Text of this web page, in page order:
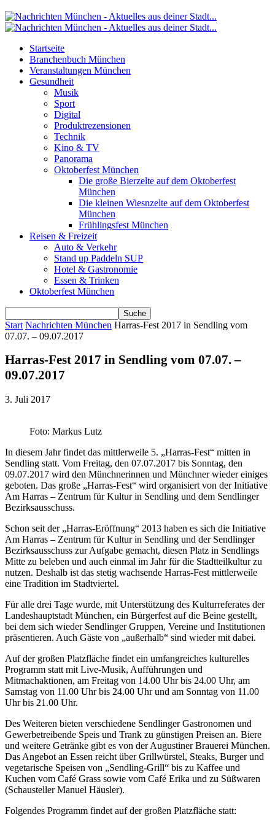
Startseite
Branchenbuch München
Veranstaltungen München
Gesundheit
Musik
Sport
Digital
Produktrezensionen
Technik
Kino & TV
Panorama
Oktoberfest München
Die große Bierzelte auf dem Oktoberfest
München
Die kleinen Wiesnzelte auf dem Oktoberfest
München
Frühlingsfest München
Reisen & Freizeit
Auto & Verkehr
Stand up Paddeln SUP
Hotel & Gastronomie
Essen & Trinken
Oktoberfest München
Start Nachrichten München Harras-Fest 2017 in Sendling vom
07.07. – 09.07.2017
Harras-Fest 2017 in Sendling vom 07.07. –
09.07.2017
3. Juli 2017
Foto: Markus Lutz
In diesem Jahr findet das mittlerweile 5. „Harras-Fest“ mitten in
Sendling statt. Vom Freitag, den 07.07.2017 bis Sonntag, den
09.07.2017 wird den Münchnerinnen und Münchner wieder einiges
geboten. Das große „Harras-Fest“ wird organisiert von der Initiative
Am Harras – Zentrum für Kultur in Sendling und dem Sendlinger
Bezirksausschuss.
Schon seit der „Harras-Eröffnung“ 2013 haben es sich die Initiative
Am Harras – Zentrum für Kultur in Sendling und der Sendlinger
Bezirksausschuss zur Aufgabe gemacht, diesen Platz in Sendlings
Mitte zu beleben und auch einmal im Jahr für die Stadtteilkultur zu
nutzen. Deshalb ist das stetig wachsende Harras-Fest mittlerweile
eine Tradition im Stadtviertel.
Für alle drei Tage wurde, mit Unterstützung des Kulturreferates der
Landeshauptstadt München, ein Bürgerfest auf die Beine gestellt,
bei dem sich wieder Sendlinger Gruppen, Vereine und Institutionen
präsentieren. Auch Gäste von „außerhalb“ sind wieder mit dabei.
Auf der großen Platzfläche findet ein umfangreiches kulturelles
Programm statt mit Live-Musik, Aufführungen und
Mitmachaktionen, am Freitag von 14.00 Uhr bis 24.00 Uhr, am
Samstag von 11.00 Uhr bis 24.00 Uhr und am Sonntag von 11.00
Uhr bis 21.00 Uhr.
Des Weiteren bieten verschiedene Sendlinger Gastronomen und
Gewerbetreibende Speis und Trank zu günstigen Preisen an. Biere
und weitere Getränke gibt es von der Augustiner Brauerei München.
Das Angebot an Essen reicht über Grillwürstel, Steaks, Burger und
vegetarische Speisen von „Sendling-Grill“ bis zu Kaffee und
Kuchen vom Café Grass sowie vom Café Erika und zu Süßwaren
(Schausteller Manuel Häusler).
Folgendes Programm findet auf der großen Platzfläche statt: